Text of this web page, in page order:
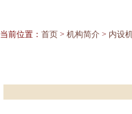
当前位置： 首页 > 机构简介 > 内设